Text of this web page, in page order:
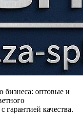
бизнеса: оптовые и
гарантией качества.